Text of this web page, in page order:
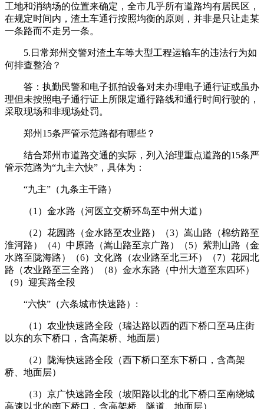
工地和消纳场的位置来确定，全市几乎所有道路均有居民区，
在规定时间内，渣土车通行按照均衡的原则，并非是只让走某
一条路而不走另一条。
5.日常郑州交警对渣土车等大型工程运输车的违法行为如
何排查整治？
答：执勤民警和电子抓拍设备对未办理电子通行证或虽办
理但未按照电子通行证上所限定通行路线和通行时间行驶的，
采取现场和非现场处罚。
郑州15条严管示范路都有哪些？
结合郑州市道路交通的实际，列入治理重点道路的15条严
管示范路为“九主六快”，具体为：
“九主”（九条主干路）
（1）金水路（河医立交桥环岛至中州大道）
（2）花园路（金水路至农业路）（3）嵩山路（棉纺路至
淮河路）（4）中原路（嵩山路至京广路）（5）紫荆山路（金
水路至陇海路）（6）文化路（农业路至北三环）（7）花园北
路（农业路至三全路）（8）金水东路（中州大道至东四环）
（9）迎宾路全段
“六快”（六条城市快速路）:
（1）农业快速路全段（瑞达路以西的西下桥口至马庄街
以东的东下桥口，含高架桥、地面层）
（2）陇海快速路全段（西下桥口至东下桥口，含高架
桥、地面层）
（3）京广快速路全段（坡阳路以北的北下桥口至南绕城
高速以北的南下桥口，含高架桥、隧道、地面层）